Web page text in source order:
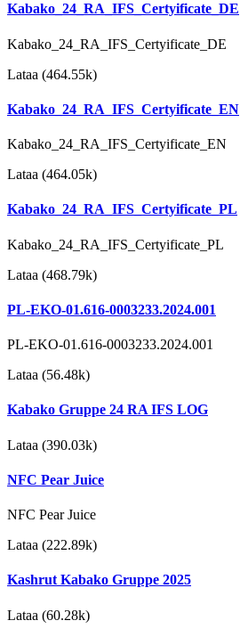
Kabako_24_RA_IFS_Certyificate_DE
Kabako_24_RA_IFS_Certyificate_DE
Lataa (464.55k)
Kabako_24_RA_IFS_Certyificate_EN
Kabako_24_RA_IFS_Certyificate_EN
Lataa (464.05k)
Kabako_24_RA_IFS_Certyificate_PL
Kabako_24_RA_IFS_Certyificate_PL
Lataa (468.79k)
PL-EKO-01.616-0003233.2024.001
PL-EKO-01.616-0003233.2024.001
Lataa (56.48k)
Kabako Gruppe 24 RA IFS LOG
Lataa (390.03k)
NFC Pear Juice
NFC Pear Juice
Lataa (222.89k)
Kashrut Kabako Gruppe 2025
Lataa (60.28k)